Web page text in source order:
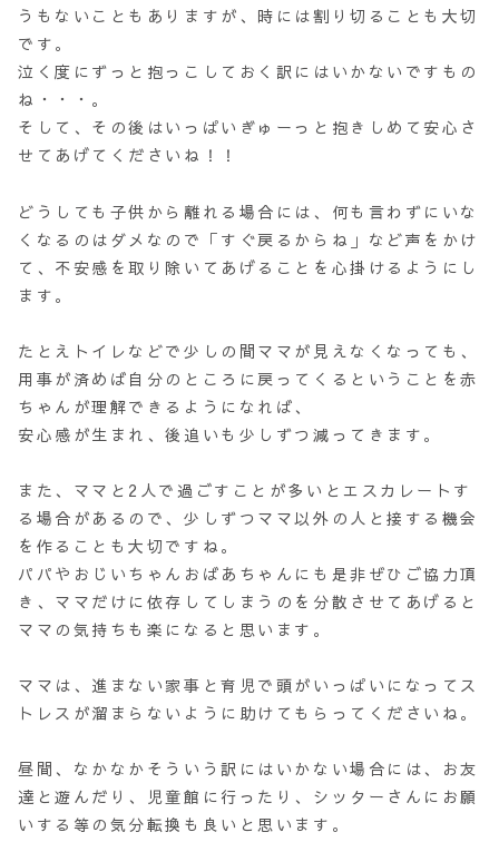
うもないこともありますが、時には割り切ることも大切
です。
泣く度にずっと抱っこしておく訳にはいかないですもの
ね・・・。
そして、その後はいっぱいぎゅーっと抱きしめて安心さ
せてあげてくださいね！！
どうしても子供から離れる場合には、何も言わずにいな
くなるのはダメなので「すぐ戻るからね」など声をかけ
て、不安感を取り除いてあげることを心掛けるようにし
ます。
たとえトイレなどで少しの間ママが見えなくなっても、
用事が済めば自分のところに戻ってくるということを赤
ちゃんが理解できるようになれば、
安心感が生まれ、後追いも少しずつ減ってきます。
また、ママと2人で過ごすことが多いとエスカレートす
る場合があるので、少しずつママ以外の人と接する機会
を作ることも大切ですね。
パパやおじいちゃんおばあちゃんにも是非ぜひご協力頂
き、ママだけに依存してしまうのを分散させてあげると
ママの気持ちも楽になると思います。
ママは、進まない家事と育児で頭がいっぱいになってス
トレスが溜まらないように助けてもらってくださいね。
昼間、なかなかそういう訳にはいかない場合には、お友
達と遊んだり、児童館に行ったり、シッターさんにお願
いする等の気分転換も良いと思います。